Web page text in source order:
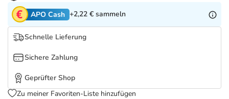
Tierapotheke
Vitamine & Mineralstoffe
Marken
Salus Deals
APO Cash +2,22 € sammeln
Schnelle Lieferung
Sichere Zahlung
Geprüfter Shop
Zu meiner Favoriten-Liste hinzufügen